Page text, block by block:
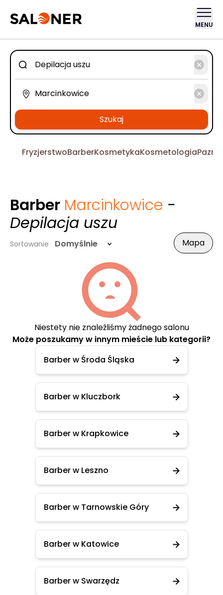
MENU
Szukaj
FryzjerstwoBarberKosmetykaKosmetologia
Barber Marcinkowice -
Depilacja uszu
Sortowanie Domyślnie Mapa
Niestety nie znaleźliśmy żadnego salonu
Może poszukamy w innym mieście lub kategorii?
Barber w Środa Śląska
Barber w Kluczbork
Barber w Krapkowice
Barber w Leszno
Barber w Tarnowskie Góry
Barber w Katowice
Barber w Swarzędz